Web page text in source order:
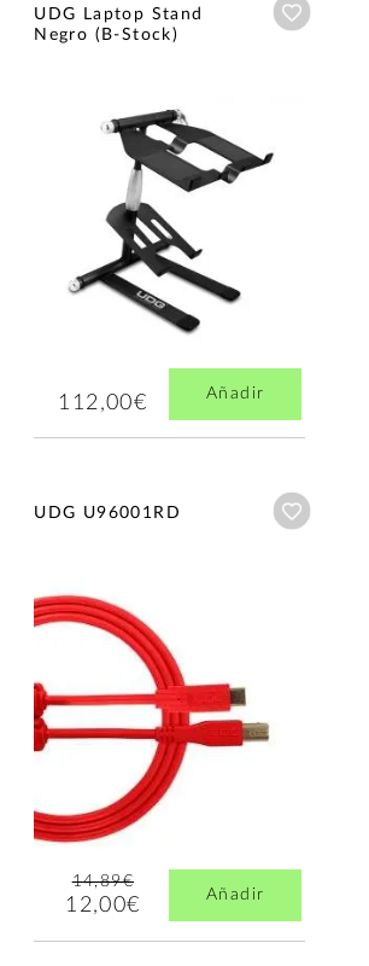
Añadir a wishlist
UDG Laptop Stand
Negro (B-Stock)
112,00€ Añadir
Añadir a wishlist
UDG U96001RD
14,89€
12,00€ Añadir